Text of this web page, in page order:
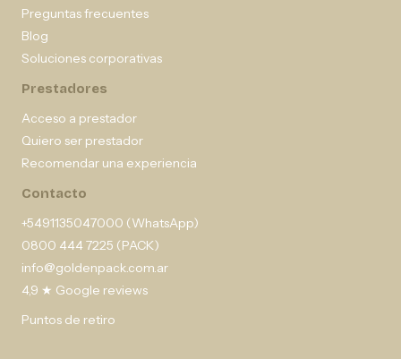
Preguntas frecuentes
Blog
Soluciones corporativas
Prestadores
Acceso a prestador
Quiero ser prestador
Recomendar una experiencia
Contacto
+5491135047000 (WhatsApp)
0800 444 7225 (PACK)
info@goldenpack.com.ar
4,9 ★ Google reviews
Puntos de retiro